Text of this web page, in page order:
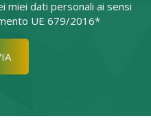
dati personali ai sensi
UE 679/2016*
prega di lasciare vuoto